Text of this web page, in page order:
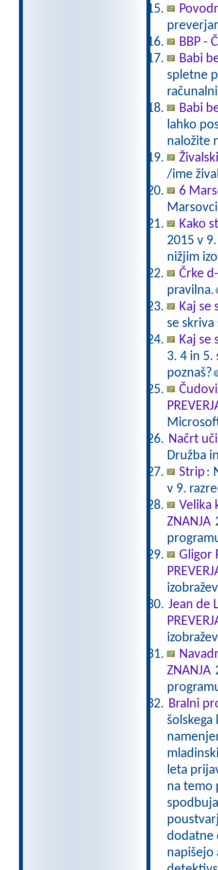
BBP -
Babi
spletne
Babi
lahko
naložite
/ime
6
Kako
2015 v
nižjim
Črke
pravilna.
Kaj se
se
Kaj se
3. 4 in 5.
poznaš?
Načrt
Družba
Strip :
v 9.
Velika
ZNANJA
Gligor
Jean de
ZNANJA
Bralni
leta
na temo
dodatne
napišejo